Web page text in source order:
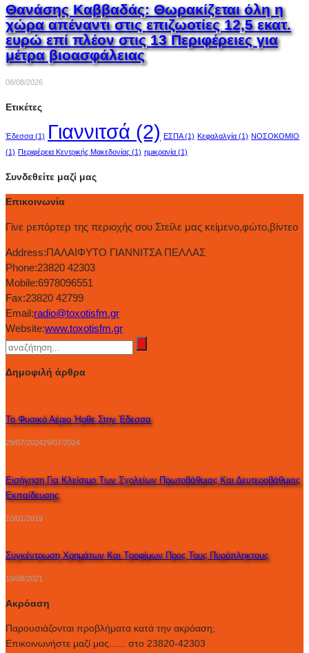
Θανάσης Καββαδάς: Θωρακίζεται όλη η
χώρα απέναντι στις επιζωοτίες 12,5 εκατ.
ευρώ επί πλέον στις 13 Περιφέρειες για
μέτρα βιοασφάλειας
08/08/2026
Ετικέτες
Έδεσσα (1) Γιαννιτσά (2) ΕΣΠΑ(1) Κεφαλαλγία (1) ΝΟΣΟΚΟΜΙΟ
(1) Περιφέρεια Κεντρικής Μακεδονίας (1) ημικρανία (1)
Συνδεθείτε μαζί μας
Επικοινωνία
Γίνε ρεπόρτερ της περιοχής σου Στείλε μας κείμενο,φώτο,βίντεο
Address:ΠΑΛΑΙΦΥΤΟ ΓΙΑΝΝΙΤΣΑ ΠΕΛΛΑΣ
Phone:23820 42303
Mobile:6978096551
Fax:23820 42799
Email:radio@toxotisfm.gr
Website:www.toxotisfm.gr
Δημοφιλή άρθρα
Το Φυσικό Αέριο Ήρθε Στην Έδεσσα
29/07/202429/07/2024
Εισήγηση Για Κλείσιμο Των Σχολείων Πρωτοβάθμιας Και Δευτεροβάθμιας
Εκπαίδευσης
10/01/2019
Συγκέντρωση Χρημάτων Και Τροφίμων Προς Τους Πυρόπληκτους
10/08/2021
Ακρόαση
Παρουσιάζονται προβλήματα κατά την ακρόαση;
Επικοινωνήστε μαζί μας...... στο 23820-42303